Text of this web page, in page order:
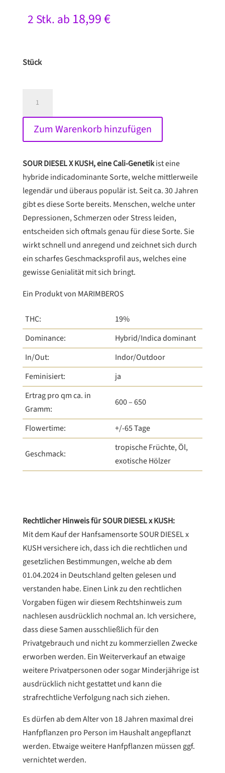
2 Stk. ab 18,99€
Stück
KUSH
SAMEN
Menge
Zum Warenkorb hinzufügen
SOUR DIESEL X KUSH, eine Cali-Genetikist eine
hybride indicadominante Sorte, welche mittlerweile
legendär und überaus populär ist. Seit ca. 30 Jahren
gibt es diese Sorte bereits. Menschen, welche unter
Depressionen, Schmerzen oder Stress leiden,
entscheiden sich oftmals genau für diese Sorte. Sie
wirkt schnell und anregend und zeichnet sich durch
ein scharfes Geschmacksprofil aus, welches eine
gewisse Genialität mit sich bringt.
Ein Produkt von MARIMBEROS
THC:
19%
Dominance:
Hybrid/Indica dominant
In/Out:
Indor/Outdoor
Feminisiert:
ja
Ertrag pro qm ca. in
Gramm:
600 – 650
Flowertime: +/-65 Tage
Geschmack:
tropische Früchte, Öl,
exotische Hölzer
Rechtlicher Hinweis für SOUR DIESEL x KUSH:
Mit dem Kauf der Hanfsamensorte SOUR DIESEL x
KUSH versichere ich, dass ich die rechtlichen und
gesetzlichen Bestimmungen, welche ab dem
01.04.2024 in Deutschland gelten gelesen und
verstanden habe. Einen Link zu den rechtlichen
Vorgaben fügen wir diesem Rechtshinweis zum
nachlesen ausdrücklich nochmal an. Ich versichere,
dass diese Samen ausschließlich für den
Privatgebrauch und nicht zu kommerziellen Zwecke
erworben werden. Ein Weiterverkauf an etwaige
weitere Privatpersonen oder sogar Minderjährige ist
ausdrücklich nicht gestattet und kann die
strafrechtliche Verfolgung nach sich ziehen.
Es dürfen ab dem Alter von 18 Jahren maximal drei
Hanfpflanzen pro Person im Haushalt angepflanzt
werden. Etwaige weitere Hanfpflanzen müssen ggf.
vernichtet werden.